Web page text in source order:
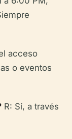
acceso
o eventos
R: Sí, a través